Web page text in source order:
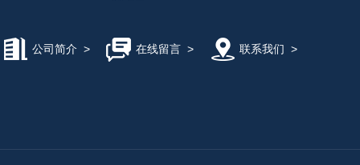
公司简介 > 在线留言> 联系我们 >